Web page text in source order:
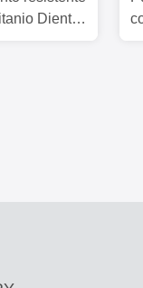
Dientes